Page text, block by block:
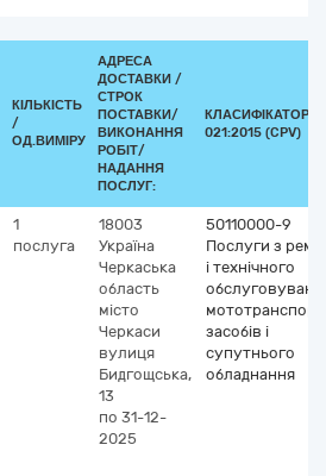
КІЛЬКІСТЬ
/
ОД.ВИМІРУ
АДРЕСА
ДОСТАВКИ /
СТРОК
ПОСТАВКИ/
ВИКОНАННЯ
РОБІТ/
НАДАННЯ
ПОСЛУГ:
КЛАСИФІКАТОР
021:2015 (CPV)
1
послуга
18003
Україна
Черкаська
область
місто
Черкаси
вулиця
Бидгощська,
13
по 31-12-
2025
50110000-9
Послуги з
і технічного
засобів і
супутнього
обладнання